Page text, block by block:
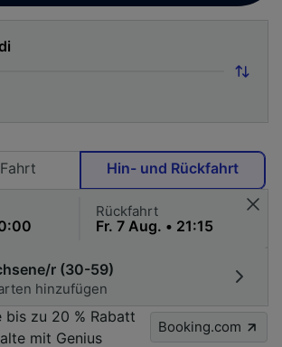
Hin- und Rückfahrt
Rückfahrt
r (30-59)
hinzufügen
bis zu 20 % Rabatt
mit Genius
Booking.com